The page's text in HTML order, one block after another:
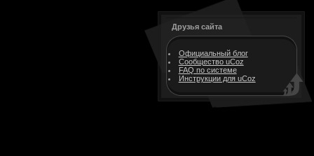
Друзья сайта
Официальный блог
Сообщество uCoz
FAQ по системе
Инструкции для uCoz